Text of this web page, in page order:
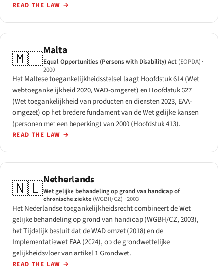
READ THE LAW →
🇲🇹Malta
Equal Opportunities (Persons with Disability) Act (EOPDA) ·
2000
Het Maltese toegankelijkheidsstelsel laagt Hoofdstuk 614 (Wet
webtoegankelijkheid 2020, WAD-omgezet) en Hoofdstuk 627
(Wet toegankelijkheid van producten en diensten 2023, EAA-
omgezet) op het bredere fundament van de Wet gelijke kansen
(personen met een beperking) van 2000 (Hoofdstuk 413).
READ THE LAW →
🇳🇱Netherlands
Wet gelijke behandeling op grond van handicap of
chronische ziekte (WGBH/CZ) · 2003
Het Nederlandse toegankelijkheidsrecht combineert de Wet
gelijke behandeling op grond van handicap (WGBH/CZ, 2003),
het Tijdelijk besluit dat de WAD omzet (2018) en de
Implementatiewet EAA (2024), op de grondwettelijke
gelijkheidsvloer van artikel 1 Grondwet.
READ THE LAW →